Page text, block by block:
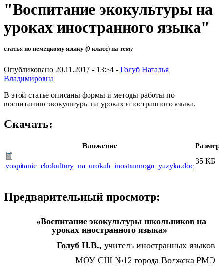
"Воспитание экокультуры на
уроках иностранного языка"
статья по немецкому языку (9 класс) на тему
Опубликовано 20.11.2017 - 13:34 - Голуб Наталья
Владимировна
В этой статье описаны формы и методы работы по
воспитанию экокультуры на уроках иностранного языка.
Скачать:
Вложение
vospitanie_ekokultury_na_urokah_inostrannogo_yazyka.doc
35 КБ
Предварительный просмотр:
«Воспитание экокультуры школьников на
уроках иностранного языка»
Голуб Н.В., учитель иностранных языков
МОУ СШ №12 города Волжска РМЭ